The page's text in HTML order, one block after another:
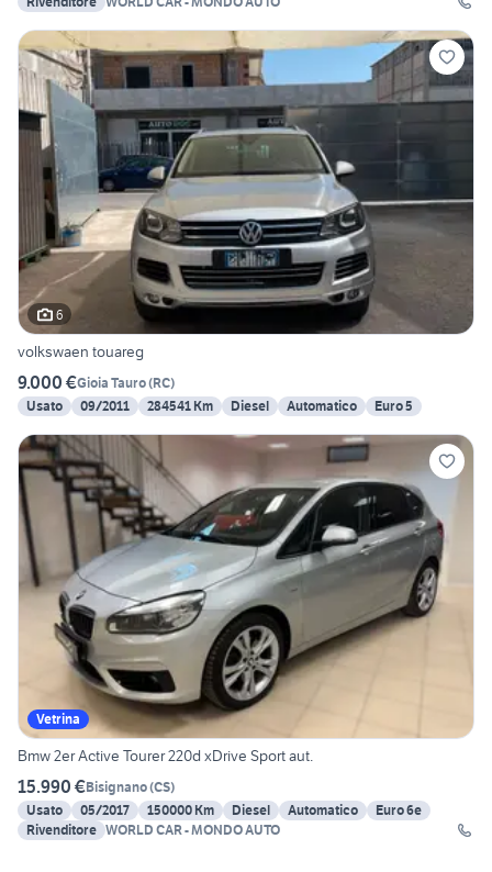
6
volkswaen touareg
9.000 €Gioia Tauro(RC)
Usato
09/2011 284541 Km Diesel Automatico Euro 5
Vetrina
Bmw 2er Active Tourer 220d xDrive Sport aut.
15.990 €Bisignano(CS)
Usato
05/2017 150000 Km Diesel Automatico
Euro 6e
Rivenditore WORLD CAR - MONDO AUTO